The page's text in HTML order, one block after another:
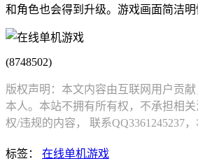
和角色也会得到升级。游戏画面简洁明
(8748502)
版权声明：本文内容由互联网用户贡
本人。本站不拥有所有权，不承担相
权/违规的内容， 联系QQ3361245237，
标签： 在线单机游戏